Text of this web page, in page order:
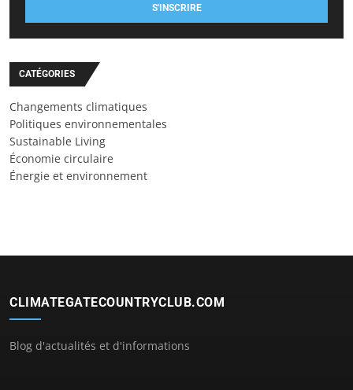
S'INSCRIRE
CATÉGORIES
Changements climatiques
Politiques environnementales
Sustainable Living
Économie circulaire
Énergie et environnement
CLIMATEGATECOUNTRYCLUB.COM
Blog d'actualités et d'informations